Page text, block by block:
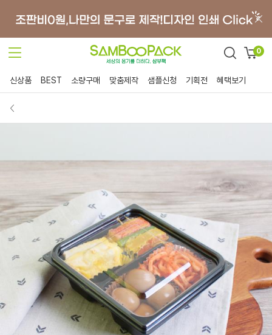
0
신상품 BEST 소량구매 맞춤제작 샘플신청 기획전 혜택보기